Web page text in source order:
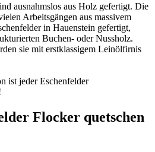
ausnahmslos aus Holz gefertigt. Die
Arbeitsgängen aus massivem
in Hauenstein gefertigt,
Buchen- oder Nussholz.
sie mit erstklassigem Leinölfirnis
ist jeder Eschenfelder
Flocker quetschen